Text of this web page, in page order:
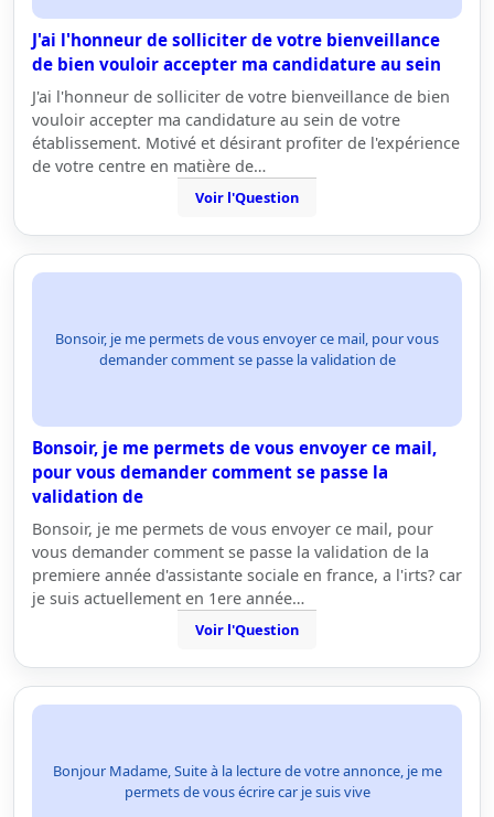
J'ai l'honneur de solliciter de votre bienveillance
de bien vouloir accepter ma candidature au sein
J'ai l'honneur de solliciter de votre bienveillance de bien
vouloir accepter ma candidature au sein de votre
établissement. Motivé et désirant profiter de l'expérience
de votre centre en matière de…
Voir l'Question
Bonsoir, je me permets de vous envoyer ce mail, pour vous
demander comment se passe la validation de
Bonsoir, je me permets de vous envoyer ce mail,
pour vous demander comment se passe la
validation de
Bonsoir, je me permets de vous envoyer ce mail, pour
vous demander comment se passe la validation de la
premiere année d'assistante sociale en france, a l'irts? car
je suis actuellement en 1ere année…
Voir l'Question
Bonjour Madame, Suite à la lecture de votre annonce, je me
permets de vous écrire car je suis vive